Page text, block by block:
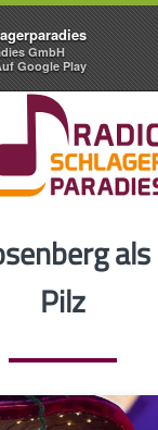
GmbH
Google Play
Pilz